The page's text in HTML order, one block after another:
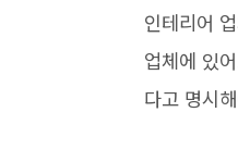
인테리어
업체에 있
다고 명시